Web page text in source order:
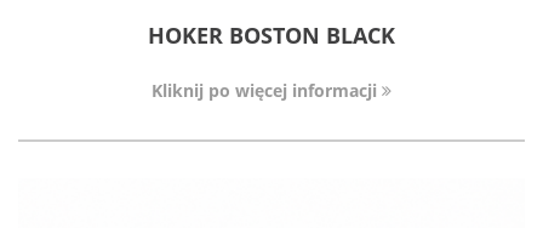
HOKER BOSTON BLACK
Kliknij po więcej informacji